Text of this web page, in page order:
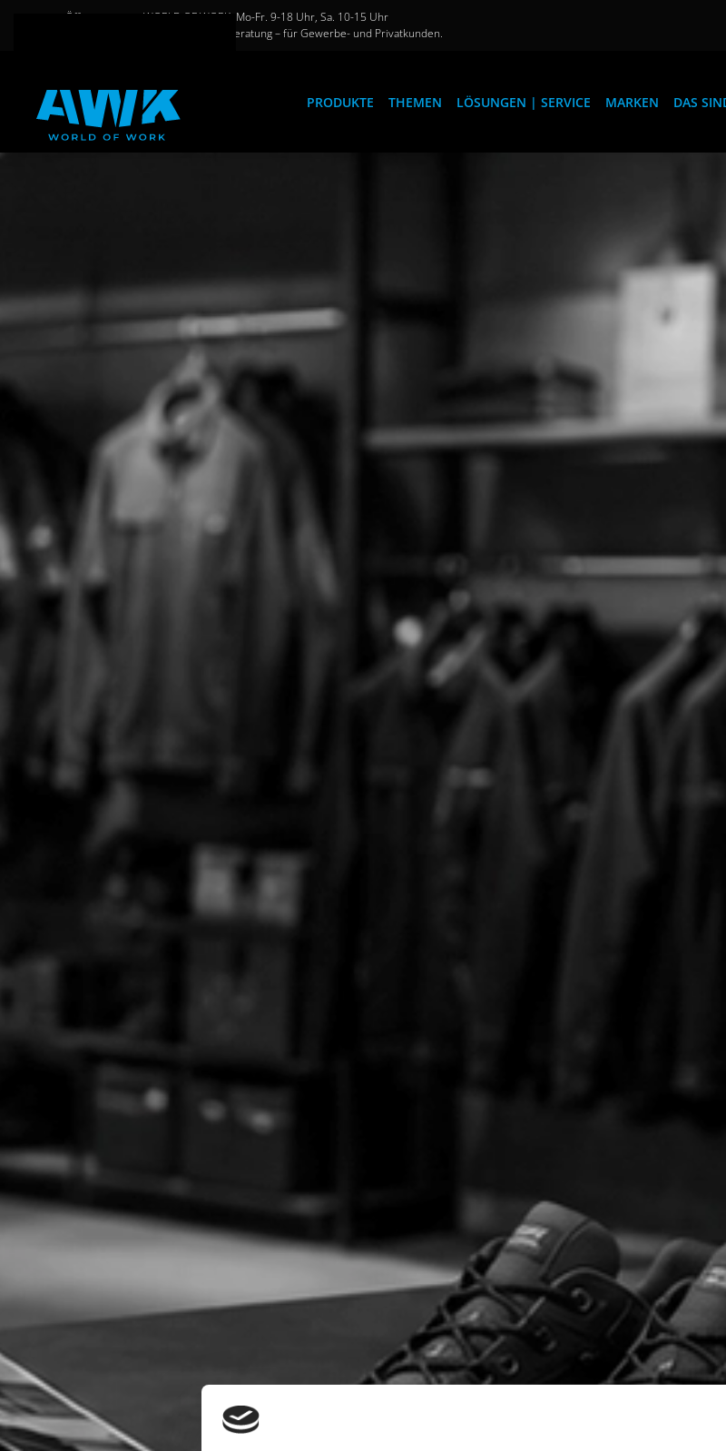
Öffnungszeiten WORLD OF WORK: Mo-Fr. 9-18 Uhr, Sa. 10-15 Uhr
Große Auswahl und persönliche Beratung – für Gewerbe- und Privatkunden.
PRODUKTE THEMEN LÖSUNGEN | SERVICE MARKEN DAS